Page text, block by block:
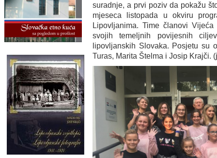
suradnje, a prvi poziv da pokažu
mjeseca listopada u okviru
Lipovljanima. Time članovi
svojih temeljnih povijesnih
lipovljanskih Slovaka. Posjetu su
Turas, Marita Štelma i Josip Krajči.